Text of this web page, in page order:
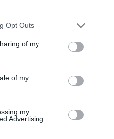
Opt Outs
of my
of my
my
Advertising.
στο Τελωνείο
Σουφλίου -